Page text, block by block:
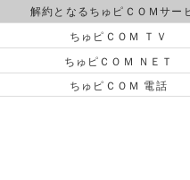
解約となるちゅピＣＯＭサー
ちゅピＣＯＭ ＴＶ
ちゅピＣＯＭ ＮＥＴ
ちゅピＣＯＭ 電話